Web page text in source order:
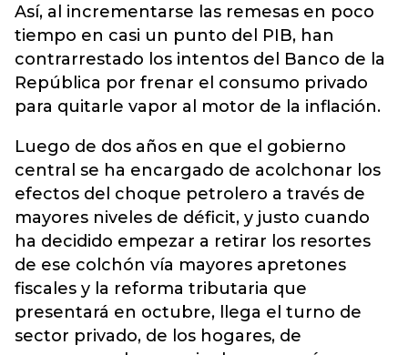
Así, al incrementarse las remesas en poco
tiempo en casi un punto del PIB, han
contrarrestado los intentos del Banco de la
República por frenar el consumo privado
para quitarle vapor al motor de la inflación.
Luego de dos años en que el gobierno
central se ha encargado de acolchonar los
efectos del choque petrolero a través de
mayores niveles de déficit, y justo cuando
ha decidido empezar a retirar los resortes
de ese colchón vía mayores apretones
fiscales y la reforma tributaria que
presentará en octubre, llega el turno de
sector privado, de los hogares, de